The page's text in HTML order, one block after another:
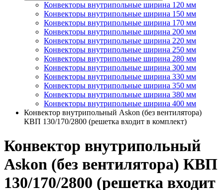
Конвекторы внутрипольные ширина 120 мм
Конвекторы внутрипольные ширина 150 мм
Конвекторы внутрипольные ширина 170 мм
Конвекторы внутрипольные ширина 200 мм
Конвекторы внутрипольные ширина 220 мм
Конвекторы внутрипольные ширина 250 мм
Конвекторы внутрипольные ширина 280 мм
Конвекторы внутрипольные ширина 300 мм
Конвекторы внутрипольные ширина 330 мм
Конвекторы внутрипольные ширина 350 мм
Конвекторы внутрипольные ширина 380 мм
Конвекторы внутрипольные ширина 400 мм
Конвектор внутрипольный Askon (без вентилятора)
КВП 130/170/2800 (решетка входит в комплект)
Конвектор внутрипольный
Askon (без вентилятора) КВП
130/170/2800 (решетка входит